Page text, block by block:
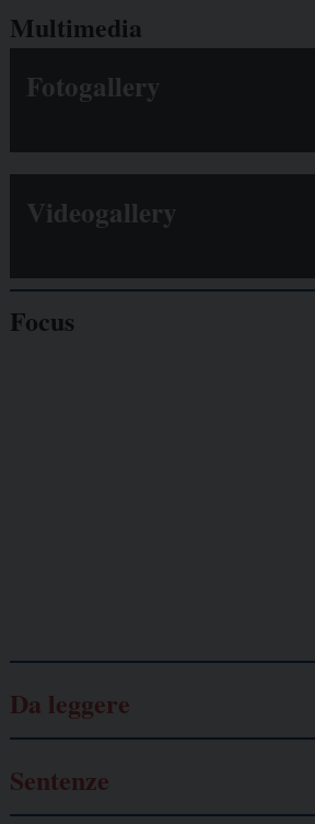
Multimedia
Fotogallery
Videogallery
Focus
Da leggere
Sentenze